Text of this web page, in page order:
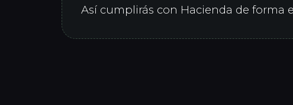
Así cumplirás con Hacienda de forma